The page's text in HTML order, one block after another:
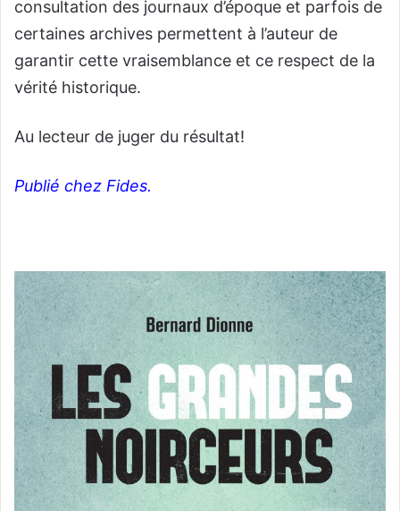
consultation des journaux d’époque et parfois de
certaines archives permettent à l’auteur de
garantir cette vraisemblance et ce respect de la
vérité historique.
Au lecteur de juger du résultat!
Publié chez Fides.